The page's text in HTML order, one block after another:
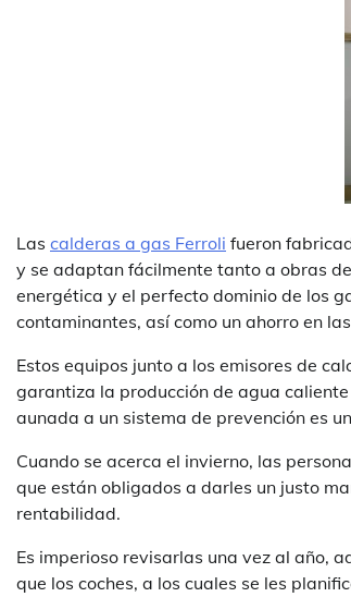
Las calderas a gas Ferroli fueron
y se adaptan fácilmente tanto a obras
energética y el perfecto dominio de los
contaminantes, así como un ahorro en
Estos equipos junto a los emisores de
garantiza la producción de agua
aunada a un sistema de prevención es
Cuando se acerca el invierno, las
que están obligados a darles un justo
rentabilidad.
Es imperioso revisarlas una vez al año,
que los coches, a los cuales se les